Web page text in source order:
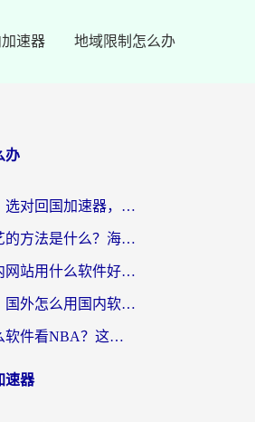
速器 地域限制怎么办
办
海外党必看：选对回国加速器，轻松翻墙到国内看剧+解决12123访问难题
国外看爱奇艺的方法是什么？海外党亲测有效的追剧加速指南
境外访问国内网站用什么软件好？留学生亲测：这款加速器让我无缝刷B站、看爱奇艺
海外党必看：国外怎么用国内软件？选对加速器才是关键
在国外用什么软件看NBA？这可能是你最需要的答案
速器